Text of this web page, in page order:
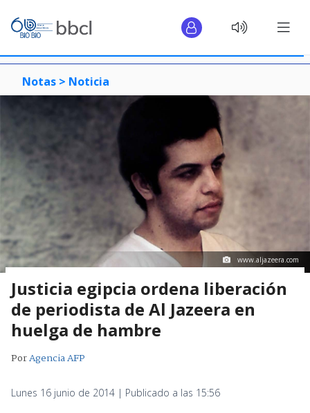
Notas > Noticia
www.aljazeera.com
Justicia egipcia ordena liberación
de periodista de Al Jazeera en
huelga de hambre
PorAgencia AFP
Lunes 16 junio de 2014 | Publicado a las 15:56